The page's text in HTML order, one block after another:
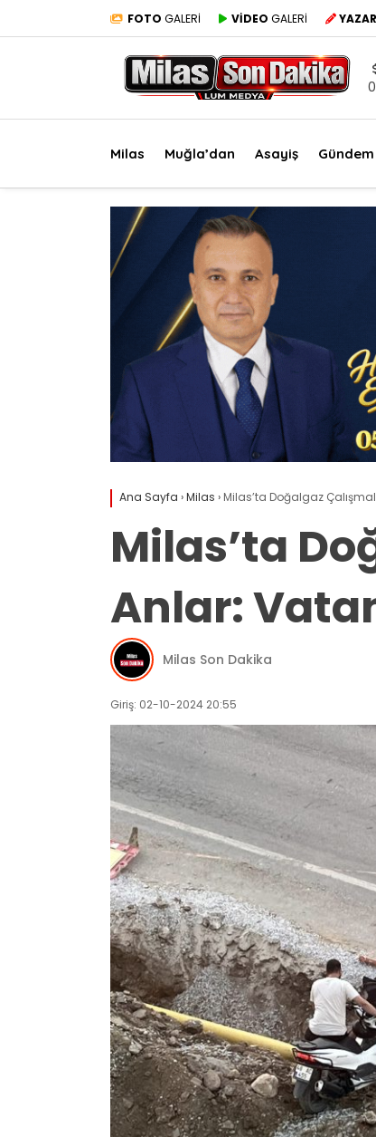
FOTO GALERİ VİDEO GALERİ
Milas Muğla’dan Asayiş Gündem
Ana Sayfa ›Milas › Milas’ta Doğalgaz
Milas’ta
Anlar:
Milas Son Dakika
Giriş: 02-10-2024 20:55